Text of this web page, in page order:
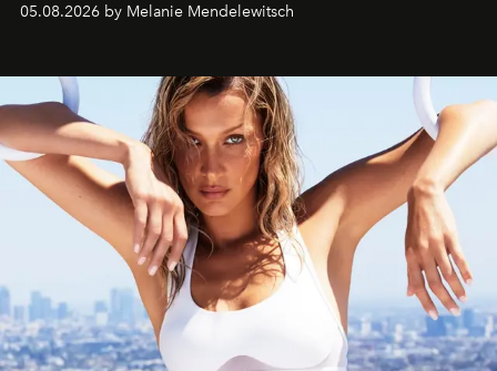
05.08.2026 by Melanie Mendelewitsch